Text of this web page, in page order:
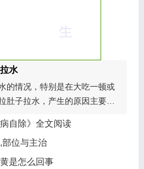
水
的情况，特别是在大吃一顿或
肚子拉水，产生的原因主要是
肠胃问题。本页包...
自除》全文阅读
文阅读。包括完整目录、共计
。涉及到全身的各个反射
位与主治
律，耳穴在耳郭的分布犹如一
是怎么回事